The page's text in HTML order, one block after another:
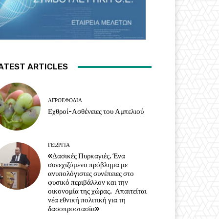
ARTICLES
ΑΓΡΟΕΦΌΔΙΑ
Εχθροί-Ασθένειες του Αμπελιού
ΓΕΩΡΓΊΑ
«Δασικές Πυρκαγιές. Ένα
συνεχιζόμενο πρόβλημα με
ανυπολόγιστες συνέπειες στο
φυσικό περιβάλλον και την
οικονομία της χώρας. Απαιτείται
νέα εθνική πολιτική για τη
δασοπροστασία»